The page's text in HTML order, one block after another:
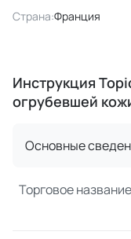
Страна:Франция
Инструкция
огрубевшей
Основные
Торговое название